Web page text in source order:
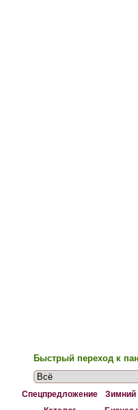
Быстрый переход к
Спецпредложение Зимний